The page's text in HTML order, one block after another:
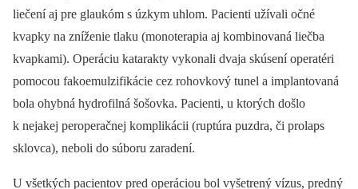
liečení aj pre glaukóm s úzkym uhlom. Pacienti užívali očné
kvapky na zníženie tlaku (monoterapia aj kombinovaná liečba
kvapkami). Operáciu katarakty vykonali dvaja skúsení operatéri
pomocou fakoemulzifikácie cez rohovkový tunel a implantovaná
bola ohybná hydrofilná šošovka. Pacienti, u ktorých došlo
k nejakej peroperačnej komplikácii (ruptúra puzdra, či prolaps
sklovca), neboli do súboru zaradení.
U všetkých pacientov pred operáciou bol vyšetrený vízus, predný